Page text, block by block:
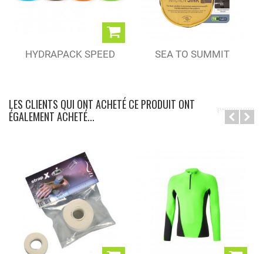
HYDRAPACK SPEED
SEA TO SUMMIT
LES CLIENTS QUI ONT ACHETÉ CE PRODUIT ONT
ÉGALEMENT ACHETÉ...